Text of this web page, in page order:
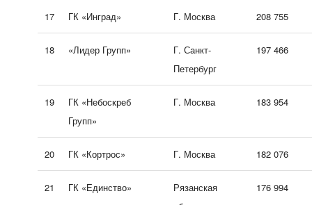
17 ГК «Инград» Г. Москва 208 755
18 «Лидер Групп»
Г. Санкт-
Петербург
197 466
19
ГК «Небоскреб
Групп»
Г. Москва 183 954
20 ГК «Кортрос» Г. Москва 182 076
21 ГК «Единство»
Рязанская
176 994